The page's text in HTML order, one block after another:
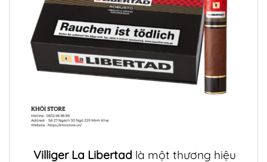
Villiger La Libertad là một thương hiệu